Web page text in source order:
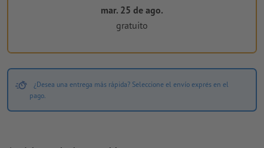
mar. 25 de ago.
gratuito
¿Desea una entrega más rápida? Seleccione el envío exprés en el
pago.